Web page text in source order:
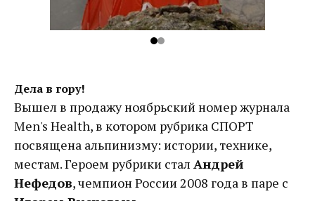
Дела в гору!
Вышел в продажу ноябрьский номер журнала
Men's Health, в котором рубрика СПОРТ
посвящена альпинизму: истории, технике,
местам. Героем рубрики стал Андрей
Нефедов, чемпион России 2008 года в паре с